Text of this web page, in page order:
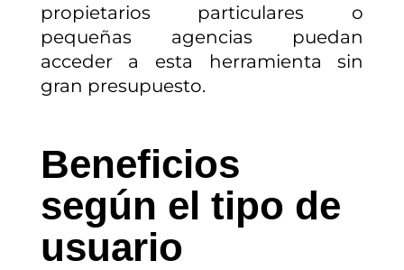
propietarios particulares o
pequeñas agencias puedan
acceder a esta herramienta sin
gran presupuesto.
Beneficios
según el tipo de
usuario